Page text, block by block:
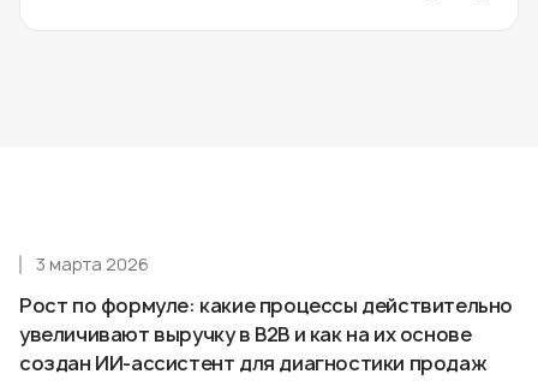
Рост по формуле: какие процессы действительно
увеличивают выручку в B2B и как на их основе
создан ИИ-ассистент для диагностики продаж
3 марта 2026